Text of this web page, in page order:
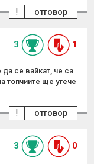
отговор
!
3 1
се вайкат, че са
топчиите ще утече
отговор
!
3 0